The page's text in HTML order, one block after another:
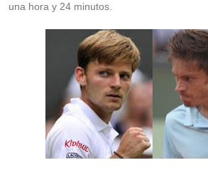
una hora y 24 minutos.